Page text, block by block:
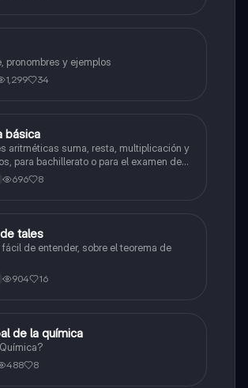
pronombres y ejemplos
1,299 34
básica
aritméticas suma, resta, multiplicación y
para bachillerato o para el examen de
universidad
696 8
tales
de entender, sobre el teorema de
904 16
de la química
488 8